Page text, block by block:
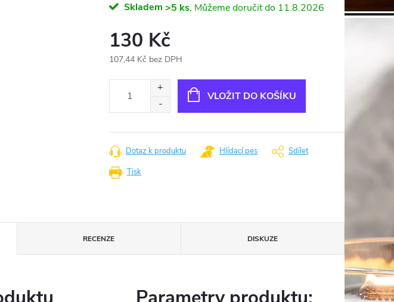
Skladem >5 ks 11.8.2026
130 Kč
107,44 Kč bez DPH
VLOŽIT DO KOŠÍKU
Tisk
Dotaz k produktu Hlídací pes Sdílet
RECENZE DISKUZE